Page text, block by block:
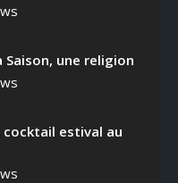
une religion
cocktail estival au